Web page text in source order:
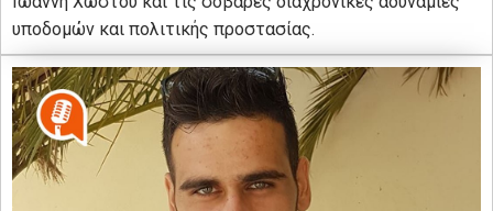
υποδομών και πολιτικής προστασίας.